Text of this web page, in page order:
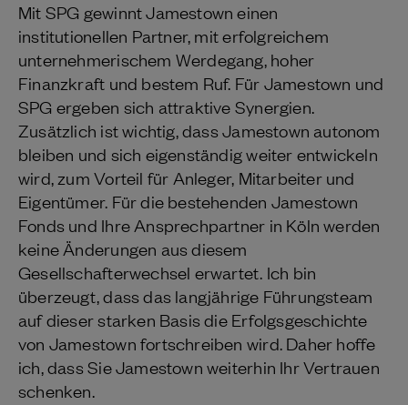
Mit SPG gewinnt Jamestown einen
institutionellen Partner, mit erfolgreichem
unternehmerischem Werdegang, hoher
Finanzkraft und bestem Ruf. Für Jamestown und
SPG ergeben sich attraktive Synergien.
Zusätzlich ist wichtig, dass Jamestown autonom
bleiben und sich eigenständig weiter entwickeln
wird, zum Vorteil für Anleger, Mitarbeiter und
Eigentümer. Für die bestehenden Jamestown
Fonds und Ihre Ansprechpartner in Köln werden
keine Änderungen aus diesem
Gesellschafterwechsel erwartet. Ich bin
überzeugt, dass das langjährige Führungsteam
auf dieser starken Basis die Erfolgsgeschichte
von Jamestown fortschreiben wird. Daher hoffe
ich, dass Sie Jamestown weiterhin Ihr Vertrauen
schenken.